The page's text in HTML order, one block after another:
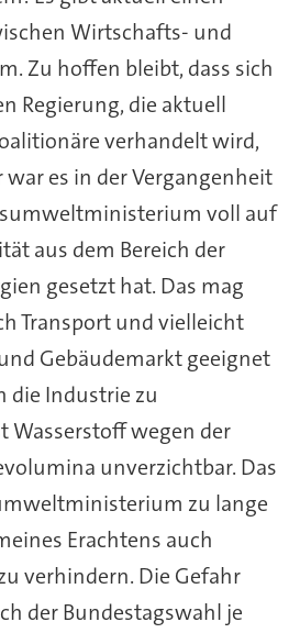
Wirtschafts- und
Zu hoffen bleibt, dass sich
Regierung, die aktuell
verhandelt wird,
war es in der Vergangenheit
voll auf
aus dem Bereich der
gesetzt hat. Das mag
Transport und vielleicht
Gebäudemarkt geeignet
die Industrie zu
Wasserstoff wegen der
unverzichtbar. Das
zu lange
Erachtens auch
verhindern. Die Gefahr
der Bundestagswahl je